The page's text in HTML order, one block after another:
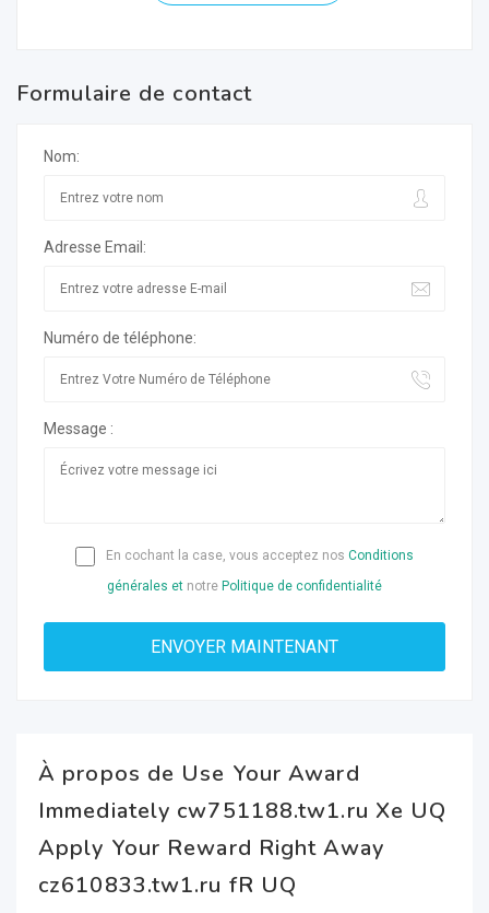
Formulaire de contact
Nom:
Adresse Email:
Numéro de téléphone:
Message :
En cochant la case, vous acceptez nos Conditions
générales et notre Politique de confidentialité
À propos de Use Your Award
Immediately cw751188.tw1.ru Xe UQ
Apply Your Reward Right Away
cz610833.tw1.ru fR UQ